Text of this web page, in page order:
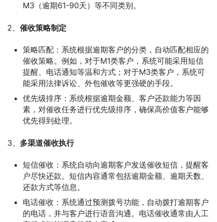
M3（逾期61-90天）等不同类别。
2、 催收策略制定
策略匹配：系统根据逾期客户的分类，自动匹配相应的
催收策略。例如，对于M1类客户，系统可能采用短信
提醒、电话通知等温和方式；对于M3类客户，系统可
能采用法律诉讼、外包催收等更强硬的手段。
优先级排序：系统根据逾期金额、客户还款能力等因
素，对催收任务进行优先级排序，确保高价值客户能够
优先得到处理。
3、 多渠道催收执行
短信催收：系统自动向逾期客户发送催收短信，提醒客
户尽快还款。短信内容通常包括逾期金额、逾期天数、
还款方式等信息。
电话催收：系统通过预测拨号功能，自动拨打逾期客户
的电话，并与客户进行语音沟通。电话催收通常由人工